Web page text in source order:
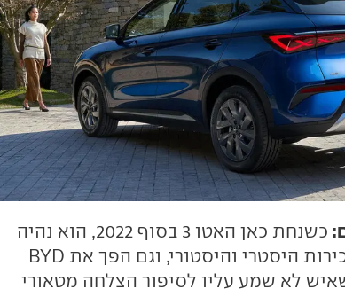
כשנחת כאן האטו 3 בסוף 2022, הוא נהיה
בן לילה ללהיט מכירות היסטרי והיסטורי, וגם הפך את BYD
לא שמע עליו לסיפור הצלחה מטאורי